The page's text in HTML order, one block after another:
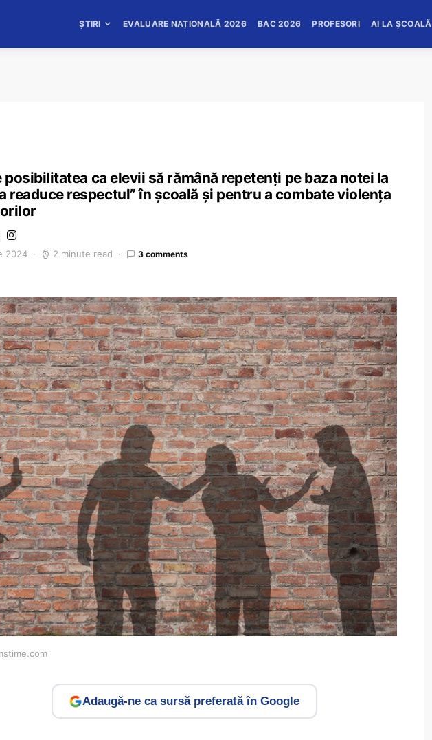
ȘTIRI EVALUARE NAȚIONALĂ 2026 BAC 2026 PROFESORI AI LA ȘCOALĂ
ca elevii să rămână repetenți pe baza notei la
readuce respectul” în școală și pentru a combate violența
2024 2 minute read 3 comments
Adaugă-ne ca sursă preferată în Google